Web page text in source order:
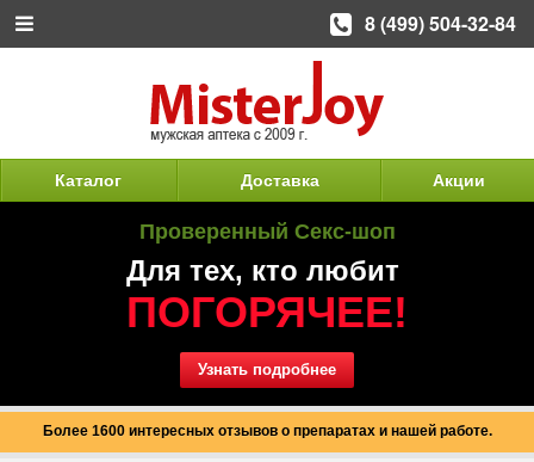
Каталог Доставка Акции
Проверенный Секс-шоп
Для тех, кто любит
ПОГОРЯЧЕЕ!
Узнать подробнее
Более 1600 интересных отзывов о препаратах и нашей работе.
8 (499) 504-32-84